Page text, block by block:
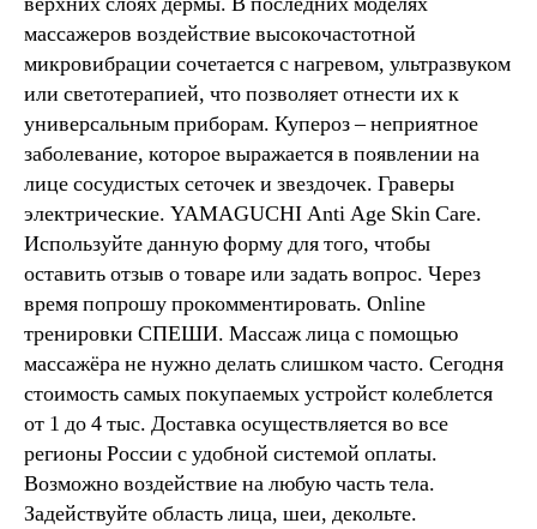
массажеров воздействие высокочастотной
микровибрации сочетается с нагревом, ультразвуком
или светотерапией, что позволяет отнести их к
универсальным приборам. Купероз – неприятное
заболевание, которое выражается в появлении на
лице сосудистых сеточек и звездочек. Граверы
электрические. YAMAGUCHI Anti Age Skin Care.
Используйте данную форму для того, чтобы
оставить отзыв о товаре или задать вопрос. Через
время попрошу прокомментировать. Online
тренировки СПЕШИ. Массаж лица с помощью
массажёра не нужно делать слишком часто. Сегодня
стоимость самых покупаемых устройст колеблется
от 1 до 4 тыс. Доставка осуществляется во все
регионы России с удобной системой оплаты.
Возможно воздействие на любую часть тела.
Задействуйте область лица, шеи, декольте.